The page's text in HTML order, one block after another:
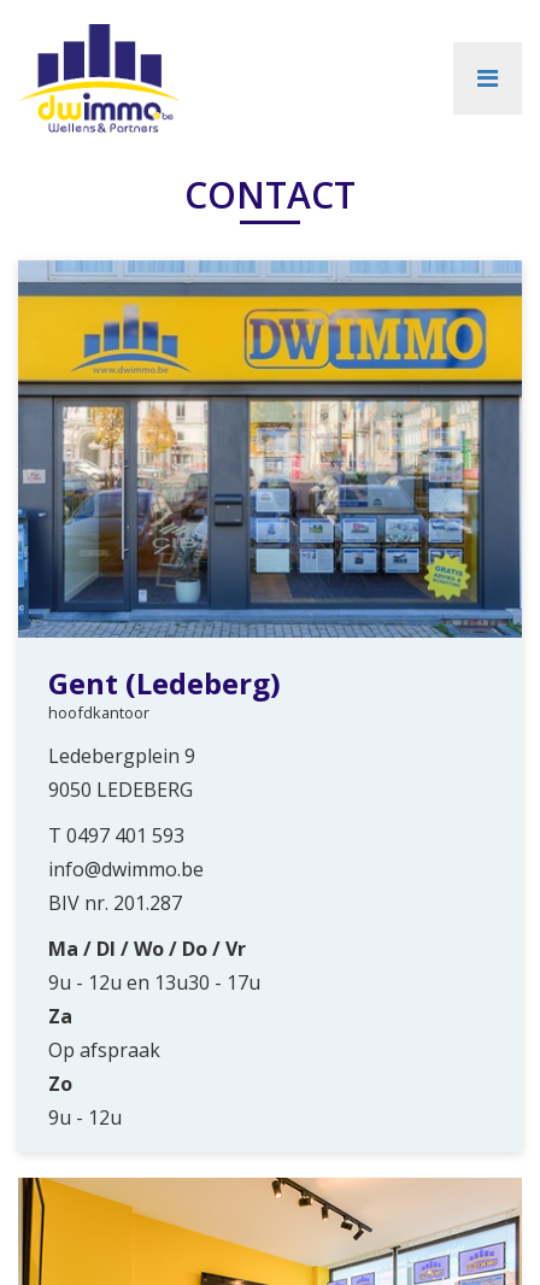
CONTACT
Gent (Ledeberg)
hoofdkantoor
Ledebergplein 9
9050 LEDEBERG
T 0497 401 593
info@dwimmo.be
BIV nr. 201.287
Ma / DI / Wo / Do / Vr
9u - 12u en 13u30 - 17u
Za
Op afspraak
Zo
9u - 12u